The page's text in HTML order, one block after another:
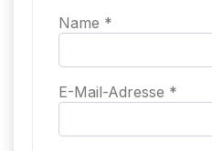
Name *
E-Mail-Adresse *